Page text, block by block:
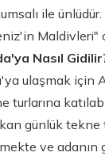
ile
Maldivleri"
Nasıl
ulaşmak için
turlarına
günlük tekne
ve adanın